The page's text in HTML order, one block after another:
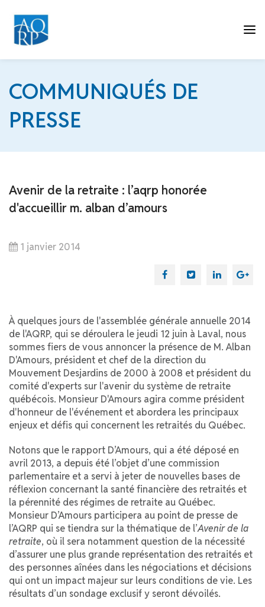
COMMUNIQUÉS DE
PRESSE
Avenir de la retraite : l’aqrp honorée
d'accueillir m. alban d’amours
1 janvier 2014
À quelques jours de l'assemblée générale annuelle 2014
de l'AQRP, qui se déroulera le jeudi 12 juin à Laval, nous
sommes fiers de vous annoncer la présence de M. Alban
D'Amours, président et chef de la direction du
Mouvement Desjardins de 2000 à 2008 et président du
comité d'experts sur l'avenir du système de retraite
québécois. Monsieur D'Amours agira comme président
d'honneur de l'événement et abordera les principaux
enjeux et défis qui concernent les retraités du Québec.
Notons que le rapport D’Amours, qui a été déposé en
avril 2013, a depuis été l’objet d’une commission
parlementaire et a servi à jeter de nouvelles bases de
réflexion concernant la santé financière des retraités et
la pérennité des régimes de retraite au Québec.
Monsieur D’Amours participera au point de presse de
l’AQRP qui se tiendra sur la thématique de l’Avenir de la
retraite, où il sera notamment question de la nécessité
d’assurer une plus grande représentation des retraités et
des personnes aînées dans les négociations et décisions
qui ont un impact majeur sur leurs conditions de vie. Les
résultats d’un sondage exclusif y seront dévoilés.